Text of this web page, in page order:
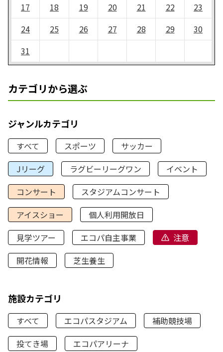
17
18 19 20 21 22
23
24
25 26 27 28 29
30
31
カテゴリから選ぶ
ジャンルカテゴリ
すべて スポーツ
サッカー
Jリーグ
ラグビーリーグワン
イベント
コンサート
スタジアムコンサート
アイスショー
個人利用開放日
見学ツアー
エコパ自主事業
注意
開花情報
芝生養生
施設カテゴリ
すべて エコパスタジアム
補助競技場
投てき場
エコパアリーナ